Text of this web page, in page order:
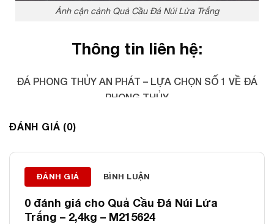
Ảnh cận cảnh Quả Cầu Đá Núi Lửa Trắng
Thông tin liên hệ:
ĐÁ PHONG THỦY AN PHÁT – LỰA CHỌN SỐ 1 VỀ ĐÁ
PHONG THỦY
ĐÁNH GIÁ (0)
ĐÁNH GIÁ BÌNH LUẬN
0 đánh giá cho Quả Cầu Đá Núi Lửa
Trắng – 2,4kg – M215624